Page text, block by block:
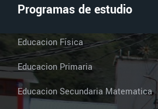
Programas de estudio
Educacion Física
Educacion Primaria
Educacion Secundaria Matematica